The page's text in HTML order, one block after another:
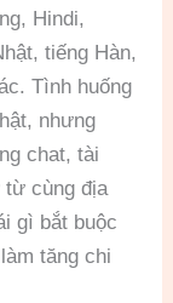
Hindi,
tiếng Hàn,
Tình huống
nhưng
chat, tài
từ cùng địa
gì bắt buộc
tăng chi